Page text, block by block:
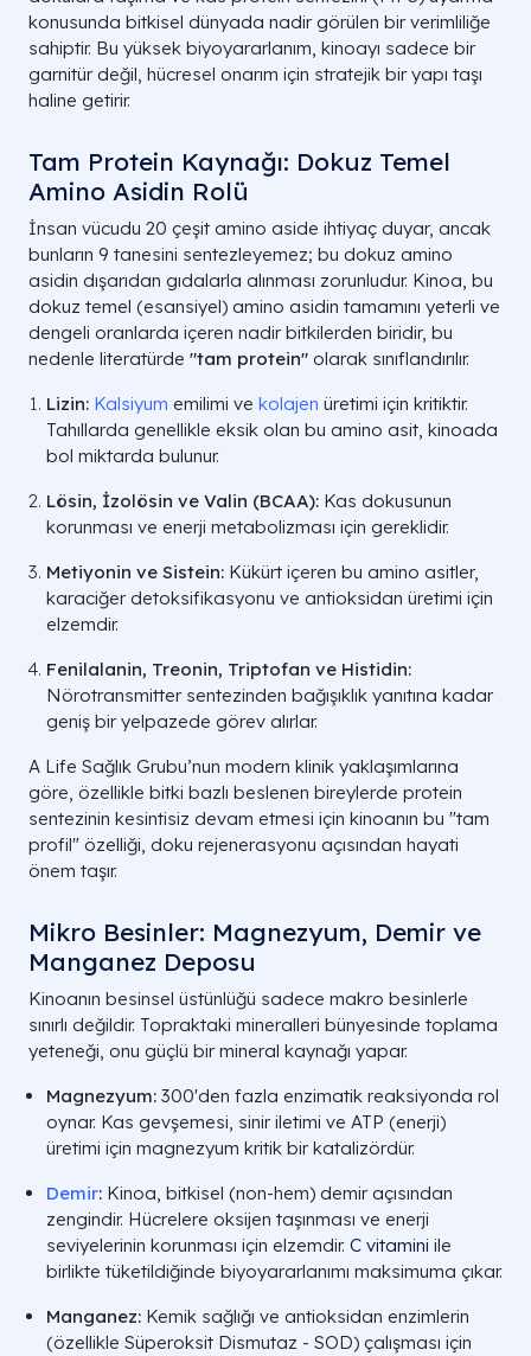
konusunda bitkisel dünyada nadir görülen bir verimliliğe
sahiptir. Bu yüksek biyoyararlanım, kinoayı sadece bir
garnitür değil, hücresel onarım için stratejik bir yapı taşı
haline getirir.
Tam Protein Kaynağı: Dokuz Temel
Amino Asidin Rolü
İnsan vücudu 20 çeşit amino aside ihtiyaç duyar, ancak
bunların 9 tanesini sentezleyemez; bu dokuz amino
asidin dışarıdan gıdalarla alınması zorunludur. Kinoa, bu
dokuz temel (esansiyel) amino asidin tamamını yeterli ve
dengeli oranlarda içeren nadir bitkilerden biridir, bu
nedenle literatürde "tam protein" olarak sınıflandırılır.
Lizin: Kalsiyum emilimi ve kolajen üretimi için kritiktir.
Tahıllarda genellikle eksik olan bu amino asit, kinoada
bol miktarda bulunur.
Lösin, İzolösin ve Valin (BCAA): Kas dokusunun
korunması ve enerji metabolizması için gereklidir.
Metiyonin ve Sistein: Kükürt içeren bu amino asitler,
karaciğer detoksifikasyonu ve antioksidan üretimi için
elzemdir.
Fenilalanin, Treonin, Triptofan ve Histidin:
Nörotransmitter sentezinden bağışıklık yanıtına kadar
geniş bir yelpazede görev alırlar.
A Life Sağlık Grubu’nun modern klinik yaklaşımlarına
göre, özellikle bitki bazlı beslenen bireylerde protein
sentezinin kesintisiz devam etmesi için kinoanın bu "tam
profil" özelliği, doku rejenerasyonu açısından hayati
önem taşır.
Mikro Besinler: Magnezyum, Demir ve
Manganez Deposu
Kinoanın besinsel üstünlüğü sadece makro besinlerle
sınırlı değildir. Topraktaki mineralleri bünyesinde toplama
yeteneği, onu güçlü bir mineral kaynağı yapar.
Magnezyum: 300'den fazla enzimatik reaksiyonda rol
oynar. Kas gevşemesi, sinir iletimi ve ATP (enerji)
üretimi için magnezyum kritik bir katalizördür.
Demir: Kinoa, bitkisel (non-hem) demir açısından
zengindir. Hücrelere oksijen taşınması ve enerji
seviyelerinin korunması için elzemdir. C vitamini ile
birlikte tüketildiğinde biyoyararlanımı maksimuma çıkar.
Manganez: Kemik sağlığı ve antioksidan enzimlerin
(özellikle Süperoksit Dismutaz - SOD) çalışması için